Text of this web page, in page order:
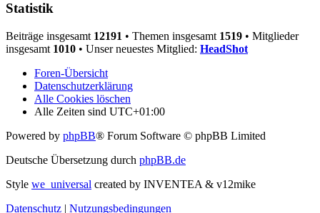
Statistik
Beiträge insgesamt 12191 • Themen insgesamt 1519 • Mitglieder
insgesamt 1010 • Unser neuestes Mitglied: HeadShot
Foren-Übersicht
Datenschutzerklärung
Alle Cookies löschen
Alle Zeiten sind UTC+01:00
Powered by phpBB® Forum Software © phpBB Limited
Deutsche Übersetzung durch phpBB.de
Style we_universal created by INVENTEA & v12mike
Datenschutz | Nutzungsbedingungen